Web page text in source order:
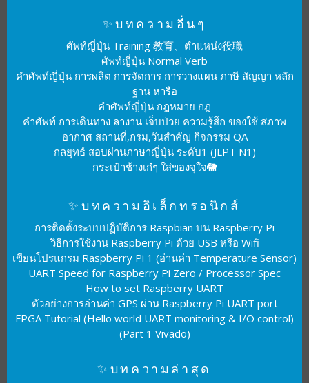
✨บทความอื่นๆ
ศัพท์ญี่ปุ่น Training 教育、ตำแหน่ง役職
ศัพท์ญี่ปุ่น Normal Verb
คำศัพท์ญี่ปุ่น การผลิต การจัดการ การวางแผน ภาษี สัญญา หลัก
ฐาน หารือ
คำศัพท์ญี่ปุ่น กฎหมาย กฎ
คำศัพท์ การเดินทาง ลางาน เจ็บป่วย ความรู้สึก ของใช้ สภาพ
อากาศ สถานที่,กรม,วันสำคัญ กิจกรรม QA
กลยุทธ์ สอบผ่านภาษาญี่ปุ่น ระดับ1 (JLPT N1)
กระเป๋าช้างเก๋ๆ ใส่ของจุใจ🐘
✨บทความอิเล็กทรอนิกส์
การติดตั้งระบบปฏิบัติการ Raspbian บน Raspberry Pi
วิธีการใช้งาน Raspberry Pi ด้วย USB หรือ Wifi
เขียนโปรแกรม Raspberry Pi 1 (อ่านค่า Temperature Sensor)
UART Speed for Raspberry Pi Zero / Processor Spec
How to set Raspberry UART
ตัวอย่างการอ่านค่า GPS ผ่าน Raspberry Pi UART port
FPGA Tutorial (Hello world UART monitoring & I/O control)
(Part 1 Vivado)
✨บทความล่าสุด